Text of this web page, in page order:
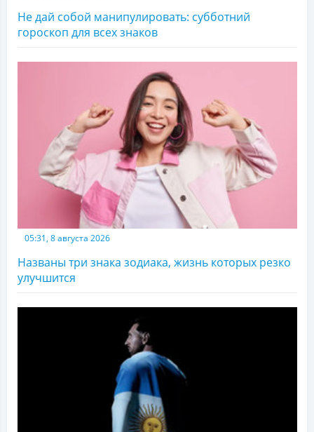
Не дай собой манипулировать: субботний
гороскоп для всех знаков
05:31, 8 августа 2026
Названы три знака зодиака, жизнь которых резко
улучшится